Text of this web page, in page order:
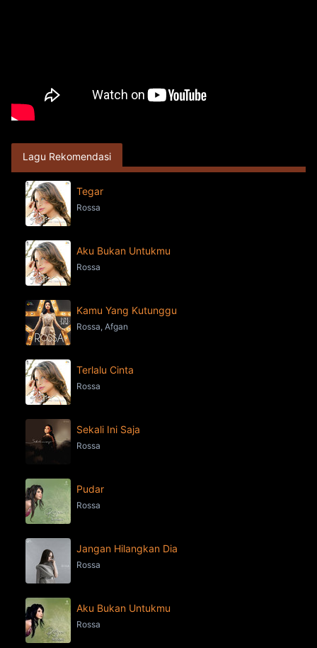
Lagu Rekomendasi
Tegar
Rossa
Aku Bukan Untukmu
Rossa
Kamu Yang Kutunggu
Rossa, Afgan
Terlalu Cinta
Rossa
Sekali Ini Saja
Rossa
Pudar
Rossa
Jangan Hilangkan Dia
Rossa
Aku Bukan Untukmu
Rossa